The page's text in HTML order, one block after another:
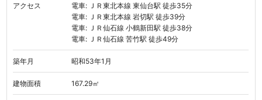
アクセス
電車: ＪＲ東北本線 東仙台駅 徒歩35分
電車: ＪＲ東北本線 岩切駅 徒歩39分
電車: ＪＲ仙石線 小鶴新田駅 徒歩38分
電車: ＪＲ仙石線 苦竹駅 徒歩49分
築年月 昭和53年1月
建物面積 167.29㎡